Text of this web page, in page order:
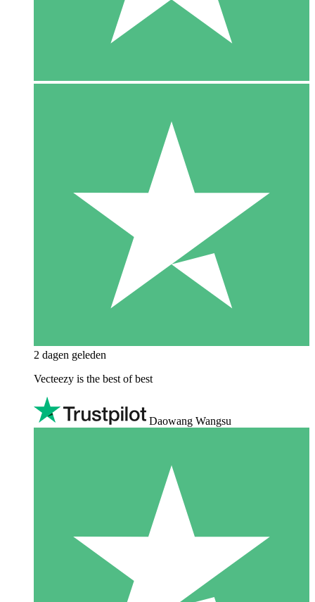
2 dagen geleden
Vecteezy is the best of best
Daowang Wangsu